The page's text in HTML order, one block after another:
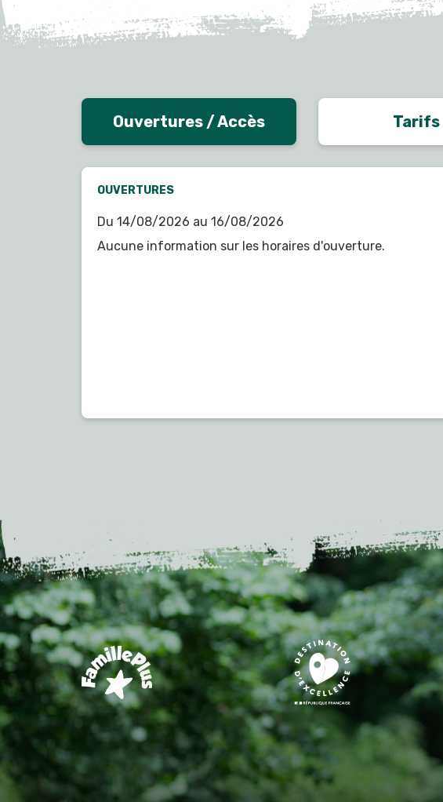
Ouvertures / Accès Tarifs
OUVERTURES
Du 14/08/2026 au 16/08/2026
Aucune information sur les horaires d'ouverture.